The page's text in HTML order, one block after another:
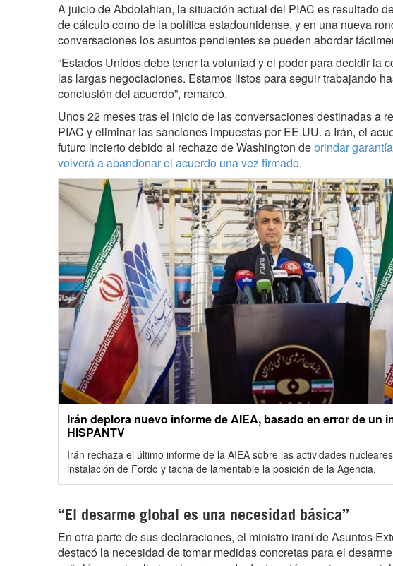
A juicio de Abdolahian, la situación actual del PIAC es resultado
de cálculo como de la política estadounidense, y en una nueva
conversaciones los asuntos pendientes se pueden abordar
“Estados Unidos debe tener la voluntad y el poder para decidir la
las largas negociaciones. Estamos listos para seguir trabajando
conclusión del acuerdo”, remarcó.
Unos 22 meses tras el inicio de las conversaciones destinadas a
PIAC y eliminar las sanciones impuestas por EE.UU. a Irán, el
futuro incierto debido al rechazo de Washington debrindar
volverá a abandonar el acuerdo una vez firmado.
Irán deplora nuevo informe de AIEA, basado en error de un
HISPANTV
Irán rechaza el último informe de la AIEA sobre las actividades
instalación de Fordo y tacha de lamentable la posición de la Agencia.
“El desarme global es una necesidad básica”
En otra parte de sus declaraciones, el ministro iraní de Asuntos
destacó la necesidad de tomar medidas concretas para el